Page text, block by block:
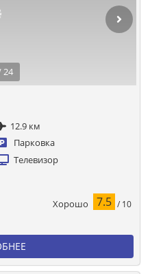
24
12.9 км
Парковка
Телевизор
Хорошо 7.5 / 10